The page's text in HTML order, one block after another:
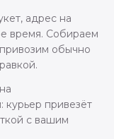
адрес на
время. Собираем
обычно
курьер привезёт
с вашим